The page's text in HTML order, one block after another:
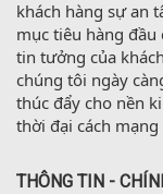
khách hàng sự an
mục tiêu hàng
tin tưởng của
chúng tôi ngày
thúc đẩy cho nền
thời đại cách
THÔNG TIN -